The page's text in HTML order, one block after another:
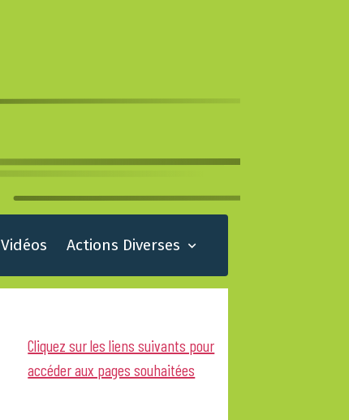
Vidéos Actions Diverses
Cliquez sur les liens suivants pour
accéder aux pages souhaitées